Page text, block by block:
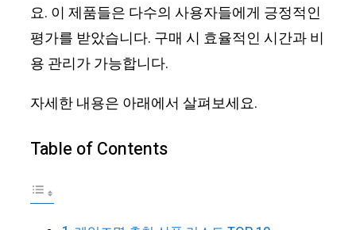
요. 이 제품들은 다수의 사용자들에게 긍정적인
평가를 받았습니다. 구매 시 효율적인 시간과 비
용 관리가 가능합니다.
자세한 내용은 아래에서 살펴보세요.
Table of Contents